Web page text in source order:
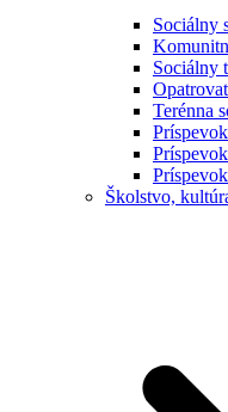
Sociálny
Sociálny
Terénna
Školstvo,